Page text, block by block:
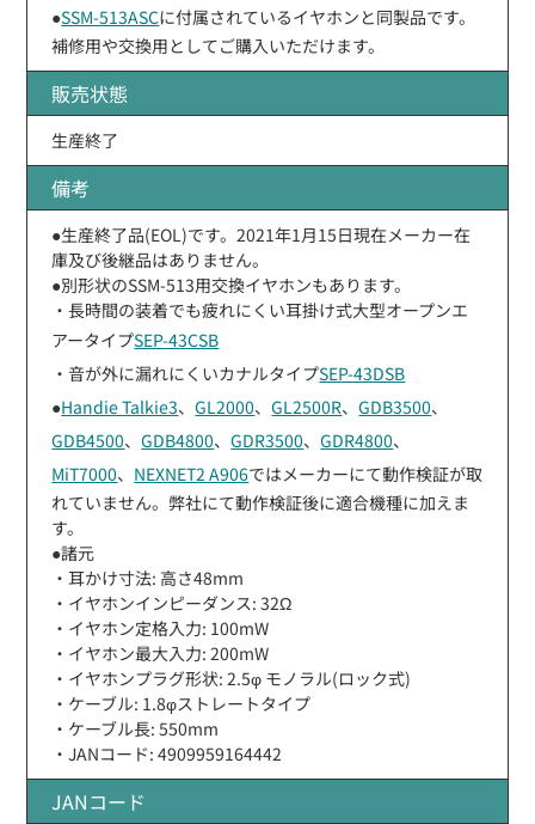
●SSM-513ASCに付属されているイヤホンと同製品です。
補修用や交換用としてご購入いただけます。
販売状態
生産終了
備考
●生産終了品(EOL)です。2021年1月15日現在メーカー在
庫及び後継品はありません。
●別形状のSSM-513用交換イヤホンもあります。
・長時間の装着でも疲れにくい耳掛け式大型オープンエ
アータイプSEP-43CSB
・音が外に漏れにくいカナルタイプSEP-43DSB
●Handie Talkie3、GL2000、GL2500R、GDB3500、
GDB4500、GDB4800、GDR3500、GDR4800、
MiT7000、 NEXNET2 A906ではメーカーにて動作検証が取
れていません。弊社にて動作検証後に適合機種に加えま
す。
●諸元
・耳かけ寸法: 高さ48mm
・イヤホンインピーダンス: 32Ω
・イヤホン定格入力: 100mW
・イヤホン最大入力: 200mW
・イヤホンプラグ形状: 2.5φ モノラル(ロック式)
・ケーブル: 1.8φストレートタイプ
・ケーブル長: 550mm
・JANコード: 4909959164442
JANコード